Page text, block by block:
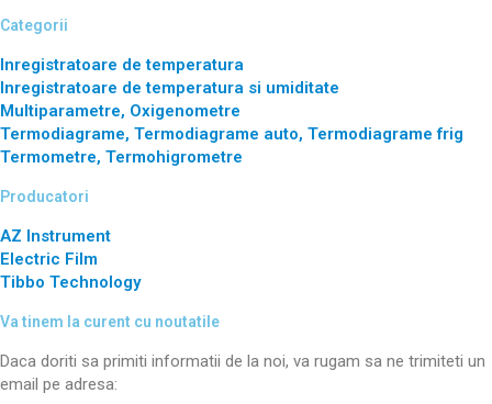
Categorii
Inregistratoare de temperatura
Inregistratoare de temperatura si umiditate
Multiparametre, Oxigenometre
Termodiagrame, Termodiagrame auto, Termodiagrame frig
Termometre, Termohigrometre
Producatori
AZ Instrument
Electric Film
Tibbo Technology
Va tinem la curent cu noutatile
Daca doriti sa primiti informatii de la noi, va rugam sa ne trimiteti un
email pe adresa: